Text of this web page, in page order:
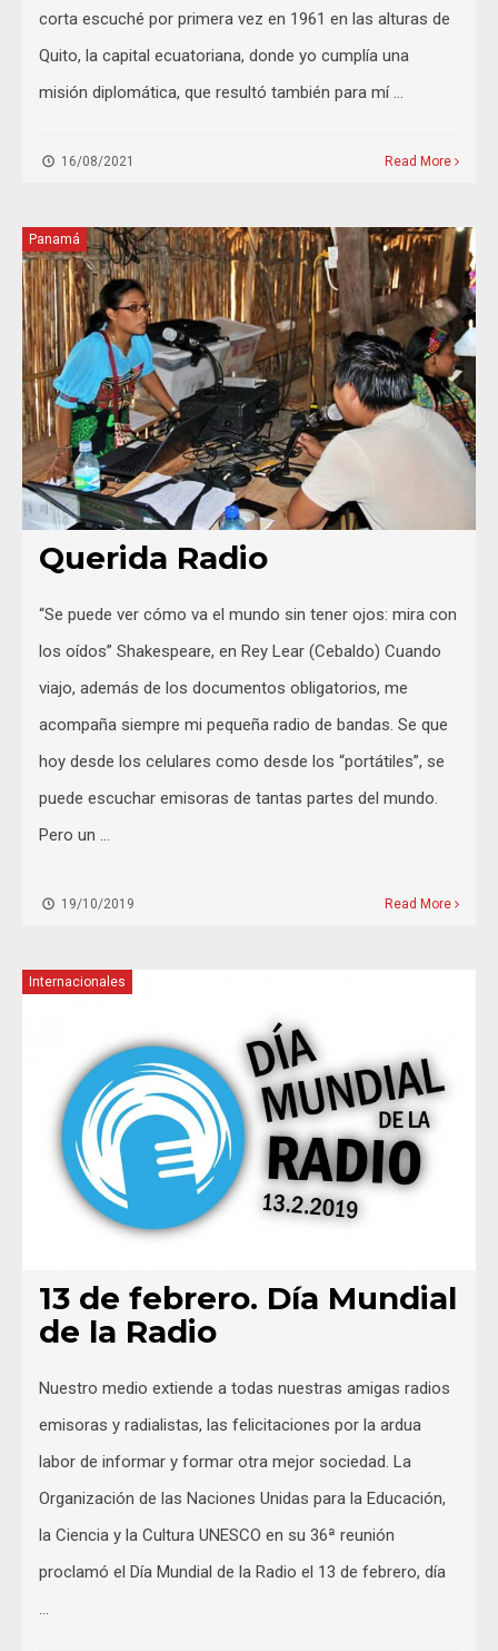
corta escuché por primera vez en 1961 en las alturas de
Quito, la capital ecuatoriana, donde yo cumplía una
misión diplomática, que resultó también para mí …
16/08/2021 Read More
Panamá
Querida Radio
“Se puede ver cómo va el mundo sin tener ojos: mira con
los oídos” Shakespeare, en Rey Lear (Cebaldo) Cuando
viajo, además de los documentos obligatorios, me
acompaña siempre mi pequeña radio de bandas. Se que
hoy desde los celulares como desde los “portátiles”, se
puede escuchar emisoras de tantas partes del mundo.
Pero un …
19/10/2019 Read More
Internacionales
13 de febrero. Día Mundial
de la Radio
Nuestro medio extiende a todas nuestras amigas radios
emisoras y radialistas, las felicitaciones por la ardua
labor de informar y formar otra mejor sociedad. La
Organización de las Naciones Unidas para la Educación,
la Ciencia y la Cultura UNESCO en su 36ª reunión
proclamó el Día Mundial de la Radio el 13 de febrero, día
…